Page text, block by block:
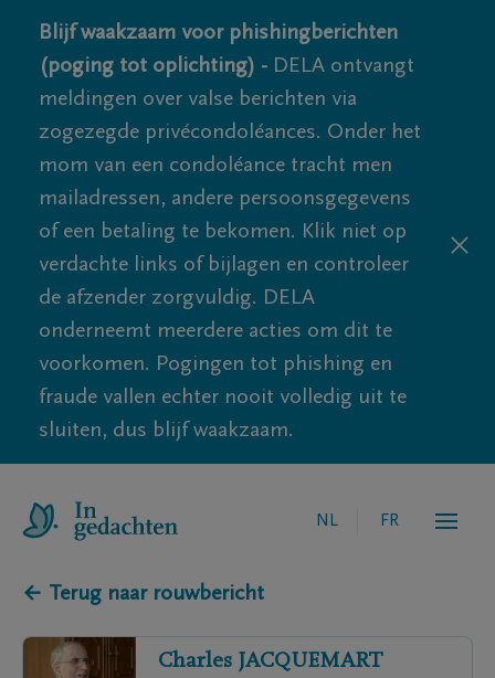
Blijf waakzaam voor phishingberichten
(poging tot oplichting) - DELA ontvangt
meldingen over valse berichten via
zogezegde privécondoléances. Onder het
mom van een condoléance tracht men
mailadressen, andere persoonsgegevens
of een betaling te bekomen. Klik niet op
verdachte links of bijlagen en controleer
de afzender zorgvuldig. DELA
onderneemt meerdere acties om dit te
voorkomen. Pogingen tot phishing en
fraude vallen echter nooit volledig uit te
sluiten, dus blijf waakzaam.
NL FR
← Terug naar rouwbericht
Charles JACQUEMART